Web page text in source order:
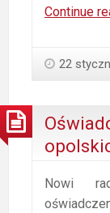
Continue
22
Nowi